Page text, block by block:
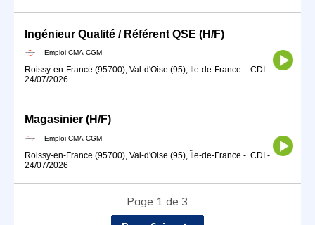
Ingénieur Qualité / Référent QSE (H/F)
Emploi CMA-CGM
Roissy-en-France (95700), Val-d'Oise (95), Île-de-France - CDI -
24/07/2026
Magasinier (H/F)
Emploi CMA-CGM
Roissy-en-France (95700), Val-d'Oise (95), Île-de-France - CDI -
24/07/2026
Page 1 de 3